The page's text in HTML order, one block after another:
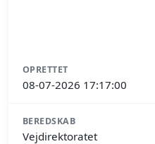
OPRETTET
08-07-2026 17:17:00
BEREDSKAB
Vejdirektoratet